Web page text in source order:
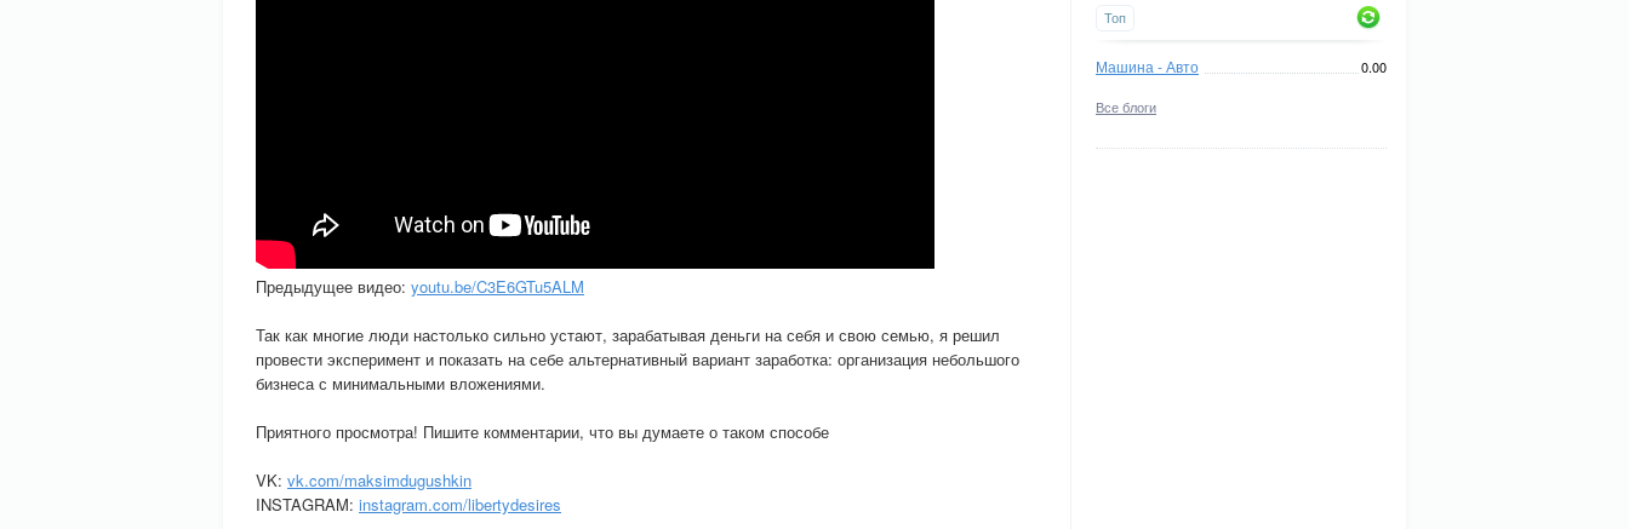
Топ
Машина - Авто 0.00
Все блоги
Предыдущее видео: youtu.be/C3E6GTu5ALM
Так как многие люди настолько сильно устают, зарабатывая деньги на себя и свою семью, я решил
провести эксперимент и показать на себе альтернативный вариант заработка: организация небольшого
бизнеса с минимальными вложениями.
Приятного просмотра! Пишите комментарии, что вы думаете о таком способе
VK: vk.com/maksimdugushkin
INSTAGRAM: instagram.com/libertydesires